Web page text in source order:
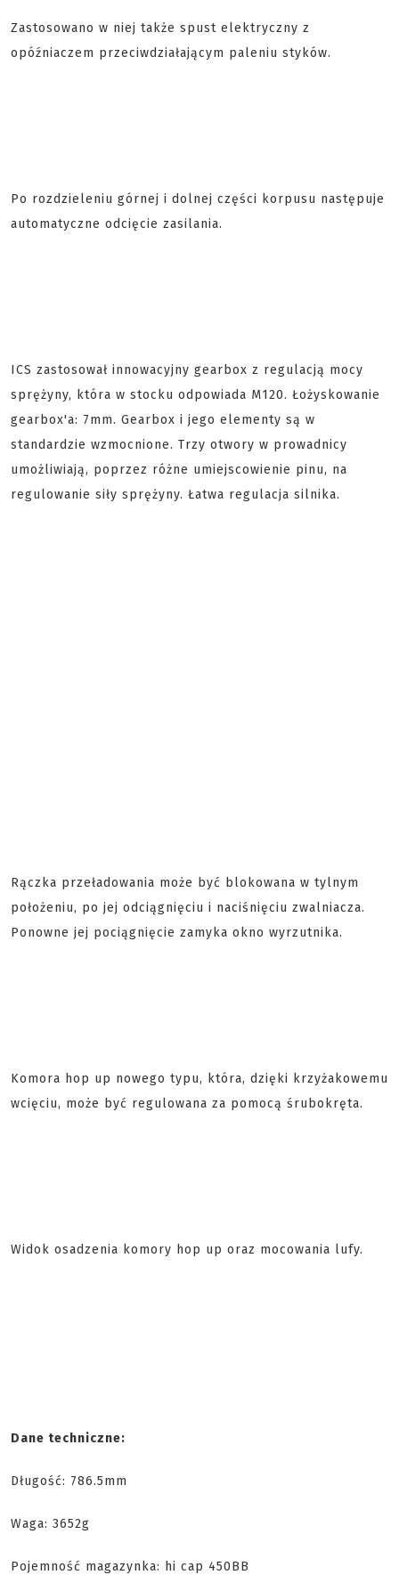
Zastosowano w niej także spust elektryczny z
opóźniaczem przeciwdziałającym paleniu styków.
Po rozdzieleniu górnej i dolnej części korpusu następuje
automatyczne odcięcie zasilania.
ICS zastosował innowacyjny gearbox z regulacją mocy
sprężyny, która w stocku odpowiada M120. Łożyskowanie
gearbox'a: 7mm. Gearbox i jego elementy są w
standardzie wzmocnione. Trzy otwory w prowadnicy
umożliwiają, poprzez różne umiejscowienie pinu, na
regulowanie siły sprężyny. Łatwa regulacja silnika.
Rączka przeładowania może być blokowana w tylnym
położeniu, po jej odciągnięciu i naciśnięciu zwalniacza.
Ponowne jej pociągnięcie zamyka okno wyrzutnika.
Komora hop up nowego typu, która, dzięki krzyżakowemu
wcięciu, może być regulowana za pomocą śrubokręta.
Widok osadzenia komory hop up oraz mocowania lufy.
Dane techniczne:
Długość: 786.5mm
Waga: 3652g
Pojemność magazynka: hi cap 450BB